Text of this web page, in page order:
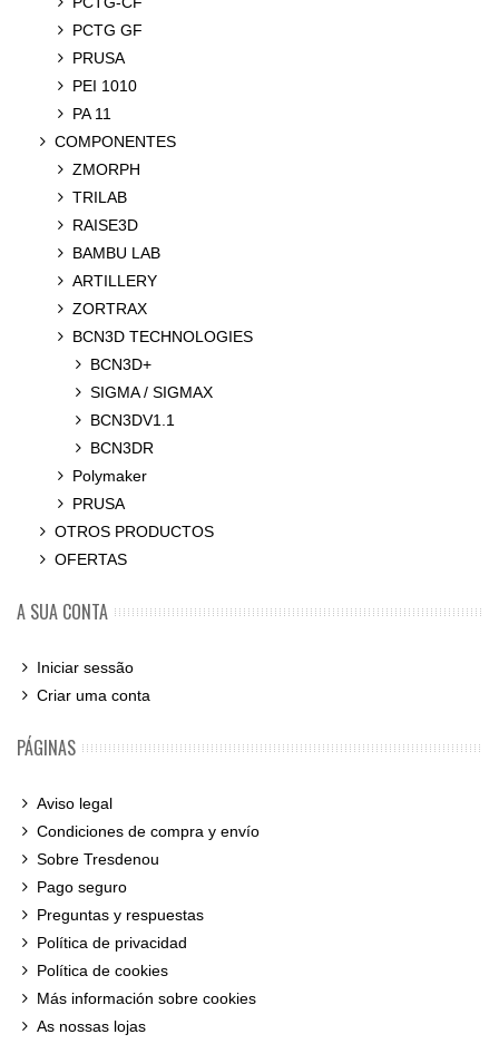
PCTG GF
PRUSA
PEI 1010
PA 11
COMPONENTES
ZMORPH
TRILAB
RAISE3D
BAMBU LAB
ARTILLERY
ZORTRAX
BCN3D TECHNOLOGIES
BCN3D+
SIGMA / SIGMAX
BCN3DV1.1
BCN3DR
Polymaker
PRUSA
OTROS PRODUCTOS
OFERTAS
A SUA CONTA
Iniciar sessão
Criar uma conta
PÁGINAS
Aviso legal
Condiciones de compra y envío
Sobre Tresdenou
Pago seguro
Preguntas y respuestas
Política de privacidad
Política de cookies
Más información sobre cookies
As nossas lojas